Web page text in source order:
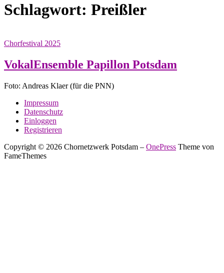
Schlagwort: Preißler
Chorfestival 2025
VokalEnsemble Papillon Potsdam
Foto: Andreas Klaer (für die PNN)
Impressum
Datenschutz
Einloggen
Registrieren
Copyright © 2026 Chornetzwerk Potsdam – OnePress Theme von
FameThemes